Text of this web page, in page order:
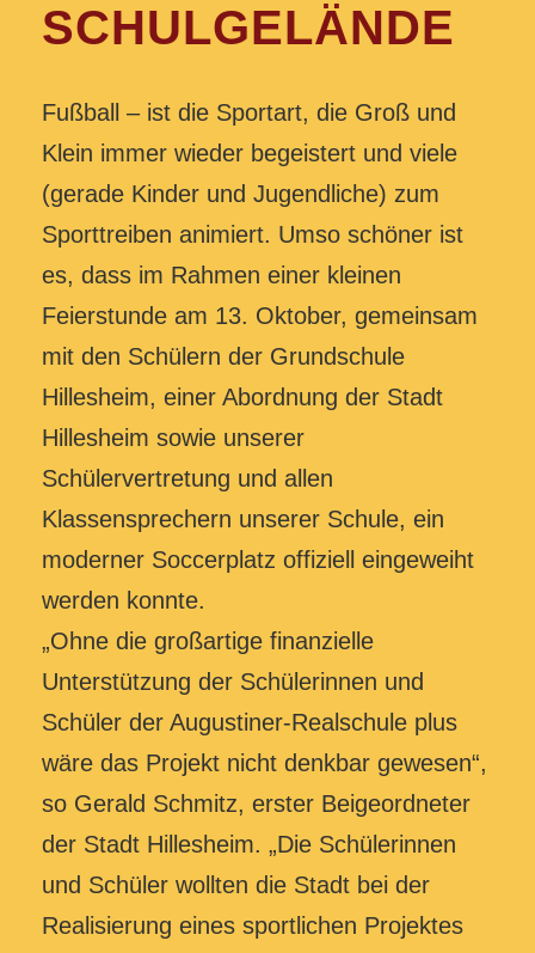
SCHULGELÄNDE
Fußball – ist die Sportart, die Groß und
Klein immer wieder begeistert und viele
(gerade Kinder und Jugendliche) zum
Sporttreiben animiert. Umso schöner ist
es, dass im Rahmen einer kleinen
Feierstunde am 13. Oktober, gemeinsam
mit den Schülern der Grundschule
Hillesheim, einer Abordnung der Stadt
Hillesheim sowie unserer
Schülervertretung und allen
Klassensprechern unserer Schule, ein
moderner Soccerplatz offiziell eingeweiht
werden konnte.
„Ohne die großartige finanzielle
Unterstützung der Schülerinnen und
Schüler der Augustiner-Realschule plus
wäre das Projekt nicht denkbar gewesen“,
so Gerald Schmitz, erster Beigeordneter
der Stadt Hillesheim. „Die Schülerinnen
und Schüler wollten die Stadt bei der
Realisierung eines sportlichen Projektes